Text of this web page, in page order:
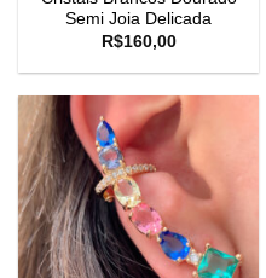
Semi Joia Delicada
R$160,00